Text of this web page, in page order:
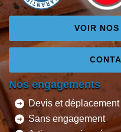
VOIR
Nos engagements
Devis et
Sans engagement